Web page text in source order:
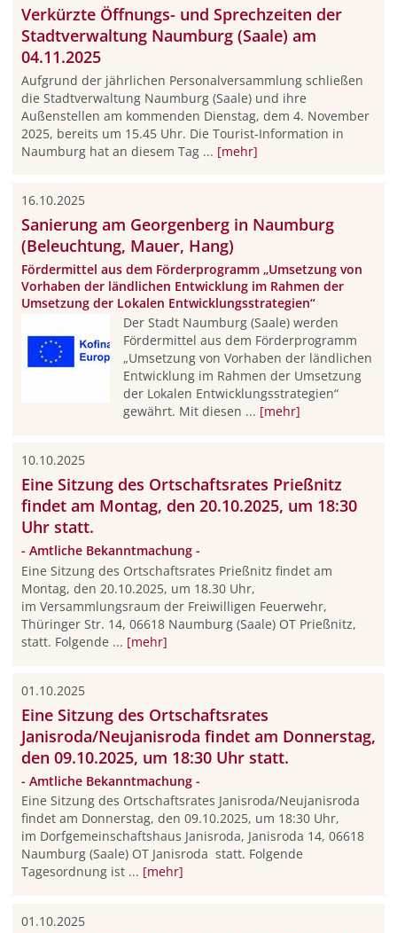
Verkürzte Öffnungs- und Sprechzeiten der
Stadtverwaltung Naumburg (Saale) am
04.11.2025
Aufgrund der jährlichen Personalversammlung schließen
die Stadtverwaltung Naumburg (Saale) und ihre
Außenstellen am kommenden Dienstag, dem 4. November
2025, bereits um 15.45 Uhr. Die Tourist-Information in
Naumburg hat an diesem Tag ... [mehr]
16.10.2025
Sanierung am Georgenberg in Naumburg
(Beleuchtung, Mauer, Hang)
Fördermittel aus dem Förderprogramm „Umsetzung von
Vorhaben der ländlichen Entwicklung im Rahmen der
Umsetzung der Lokalen Entwicklungsstrategien“
Der Stadt Naumburg (Saale) werden
Fördermittel aus dem Förderprogramm
„Umsetzung von Vorhaben der ländlichen
Entwicklung im Rahmen der Umsetzung
der Lokalen Entwicklungsstrategien“
gewährt. Mit diesen ... [mehr]
10.10.2025
Eine Sitzung des Ortschaftsrates Prießnitz
findet am Montag, den 20.10.2025, um 18:30
Uhr statt.
- Amtliche Bekanntmachung -
Eine Sitzung des Ortschaftsrates Prießnitz findet am
Montag, den 20.10.2025, um 18.30 Uhr,
im Versammlungsraum der Freiwilligen Feuerwehr,
Thüringer Str. 14, 06618 Naumburg (Saale) OT Prießnitz,
statt. Folgende ... [mehr]
01.10.2025
Eine Sitzung des Ortschaftsrates
Janisroda/Neujanisroda findet am Donnerstag,
den 09.10.2025, um 18:30 Uhr statt.
- Amtliche Bekanntmachung -
Eine Sitzung des Ortschaftsrates Janisroda/Neujanisroda
findet am Donnerstag, den 09.10.2025, um 18:30 Uhr,
im Dorfgemeinschaftshaus Janisroda, Janisroda 14, 06618
Naumburg (Saale) OT Janisroda statt. Folgende
Tagesordnung ist ... [mehr]
01.10.2025